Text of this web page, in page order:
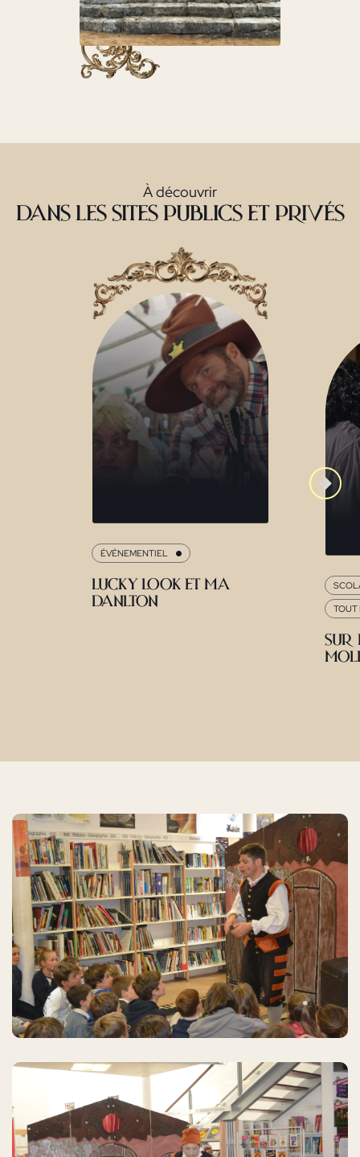
À découvrir
dans les sites publics et privés
ÉVÉNEMENTIEL
Lucky Look et Ma
Danlton
TOUT
Sur